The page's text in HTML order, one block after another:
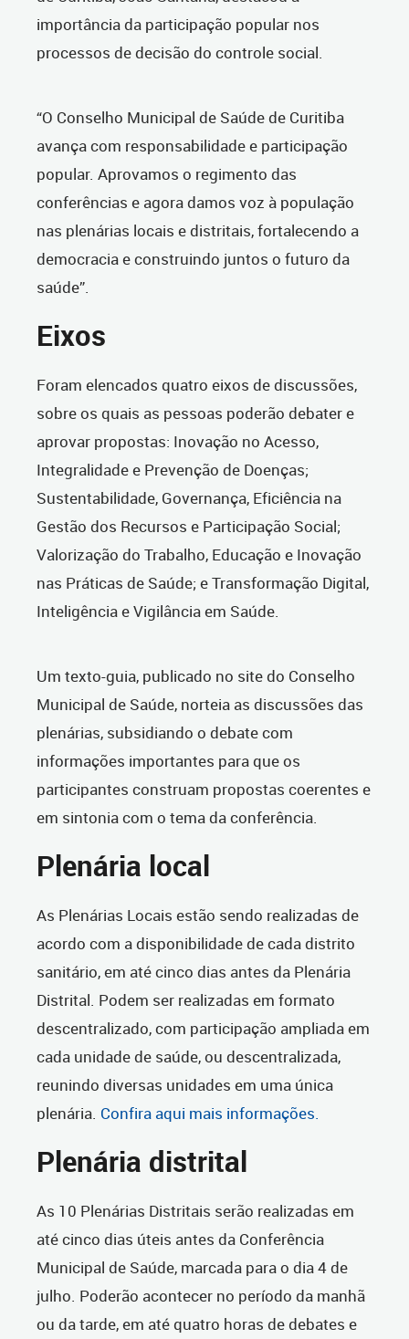
importância da participação popular nos
processos de decisão do controle social.
“O Conselho Municipal de Saúde de Curitiba
avança com responsabilidade e participação
popular. Aprovamos o regimento das
conferências e agora damos voz à população
nas plenárias locais e distritais, fortalecendo a
democracia e construindo juntos o futuro da
saúde”.
Eixos
Foram elencados quatro eixos de discussões,
sobre os quais as pessoas poderão debater e
aprovar propostas: Inovação no Acesso,
Integralidade e Prevenção de Doenças;
Sustentabilidade, Governança, Eficiência na
Gestão dos Recursos e Participação Social;
Valorização do Trabalho, Educação e Inovação
nas Práticas de Saúde; e Transformação Digital,
Inteligência e Vigilância em Saúde.
Um texto-guia, publicado no site do Conselho
Municipal de Saúde, norteia as discussões das
plenárias, subsidiando o debate com
informações importantes para que os
participantes construam propostas coerentes e
em sintonia com o tema da conferência.
Plenária local
As Plenárias Locais estão sendo realizadas de
acordo com a disponibilidade de cada distrito
sanitário, em até cinco dias antes da Plenária
Distrital. Podem ser realizadas em formato
descentralizado, com participação ampliada em
cada unidade de saúde, ou descentralizada,
reunindo diversas unidades em uma única
plenária. Confira aqui mais informações.
Plenária distrital
As 10 Plenárias Distritais serão realizadas em
até cinco dias úteis antes da Conferência
Municipal de Saúde, marcada para o dia 4 de
julho. Poderão acontecer no período da manhã
ou da tarde, em até quatro horas de debates e